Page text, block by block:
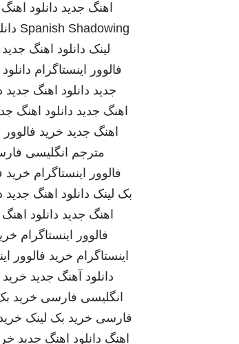
اهنگ جدید دانلود
Spanish Shadowing
لینک دانلود اهنگ جدید
فالوور اینستاگرام
جدید دانلود اهنگ جدید
اهنگ جدید دانلود اهنگ
اهنگ جدید خرید فالوور
مترجم انگلیسی
فالوور اینستاگرام خرید
بک لینک دانلود اهنگ جدید
اهنگ جدید دانلود
فالوور اینستاگرام
اینستاگرام خرید فالوور
دانلود آهنگ جدید
انگلیسی فارسی خرید
فارسی خرید بک لینک
اهنگ دانلود اهنگ جدید